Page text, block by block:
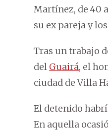
Martínez, de 40
su ex pareja y
Tras un trabajo
del Guairá, el
ciudad de Villa
El detenido
En aquella